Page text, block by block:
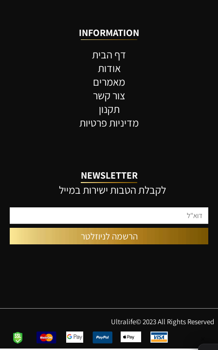
INFORMATION
דף הבית
אודות
מאמרים
צור קשר
תקנון
מדיניות פרטיות
NEWSLETTER
לקבלת הטבות ישירות במייל
Ultralife© 2023 All Rights Reserved